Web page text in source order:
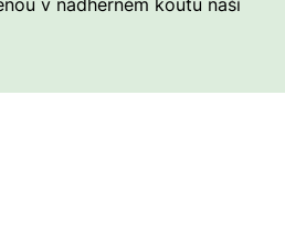
v nádherném koutu naší